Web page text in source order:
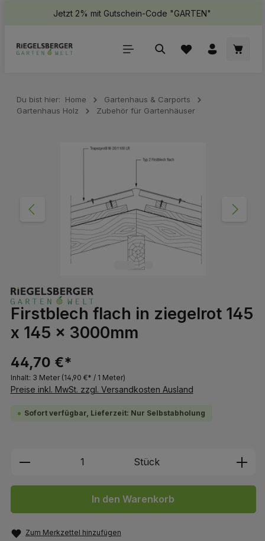
springenJetzt 2% mit Gutschein-Code "GARTEN"
Du bist hier: Home
Gartenhaus & Carports
Gartenhaus Holz
Zubehör für Gartenhäuser
Bildergalerie überspringen
Firstblech flach in ziegelrot 145
x 145 x 3000mm
44,70 €*
Inhalt: 3 Meter (14,90 €* / 1 Meter)
Preise inkl. MwSt. zzgl. Versandkosten Ausland
Sofort verfügbar, Lieferzeit: Nur Selbstabholung
Produkt Anzahl: Gib den
Stück
In den Warenkorb
Zum Merkzettel hinzufügen